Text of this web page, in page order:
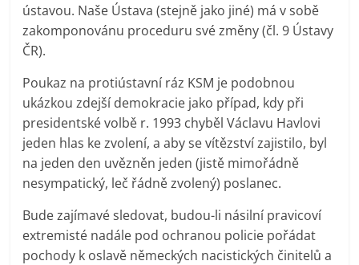
ústavou. Naše Ústava (stejně jako jiné) má v sobě
zakomponovánu proceduru své změny (čl. 9 Ústavy
ČR).
Poukaz na protiústavní ráz KSM je podobnou
ukázkou zdejší demokracie jako případ, kdy při
presidentské volbě r. 1993 chyběl Václavu Havlovi
jeden hlas ke zvolení, a aby se vítězství zajistilo, byl
na jeden den uvězněn jeden (jistě mimořádně
nesympatický, leč řádně zvolený) poslanec.
Bude zajímavé sledovat, budou-li násilní pravicoví
extremisté nadále pod ochranou policie pořádat
pochody k oslavě německých nacistických činitelů a